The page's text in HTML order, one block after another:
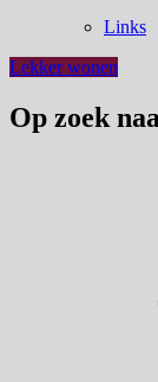
Links
Lekker wonen
Op zoek